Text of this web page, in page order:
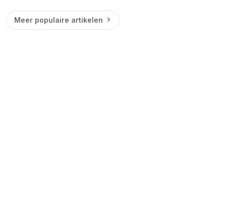
Meer populaire artikelen